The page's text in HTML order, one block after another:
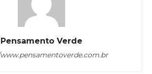
Pensamento Verde